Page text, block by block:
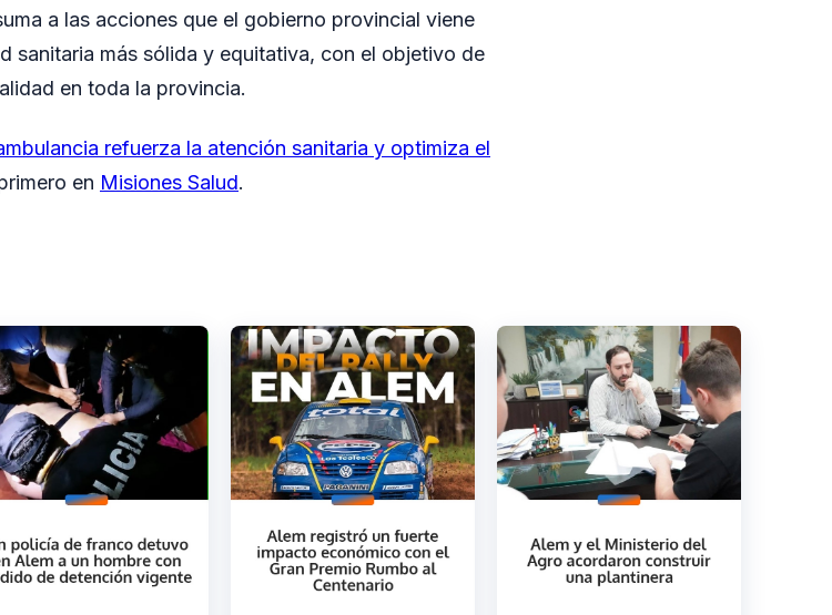
a las acciones que el gobierno provincial viene
sanitaria más sólida y equitativa, con el objetivo de
en toda la provincia.
refuerza la atención sanitaria y optimiza el
en Misiones Salud.